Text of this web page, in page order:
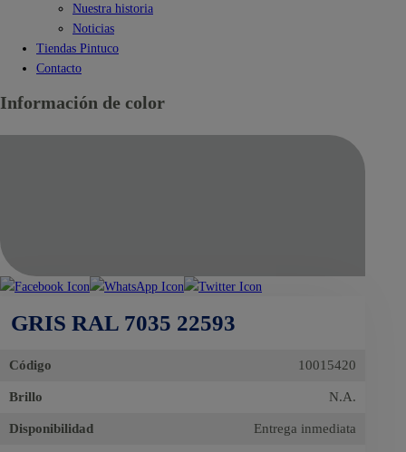
Nuestra historia
Noticias
Tiendas Pintuco
Contacto
Información de color
GRIS RAL 7035 22593
Código 10015420
Brillo N.A.
Disponibilidad Entrega inmediata